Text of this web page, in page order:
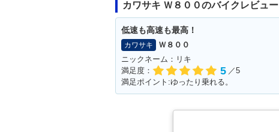
カワサキ Ｗ８００のバイクレビュー
低速も高速も最高！
カワサキ
Ｗ８００
ニックネーム：リキ
満足度：
5 ／5
満足ポイント:ゆったり乗れる。